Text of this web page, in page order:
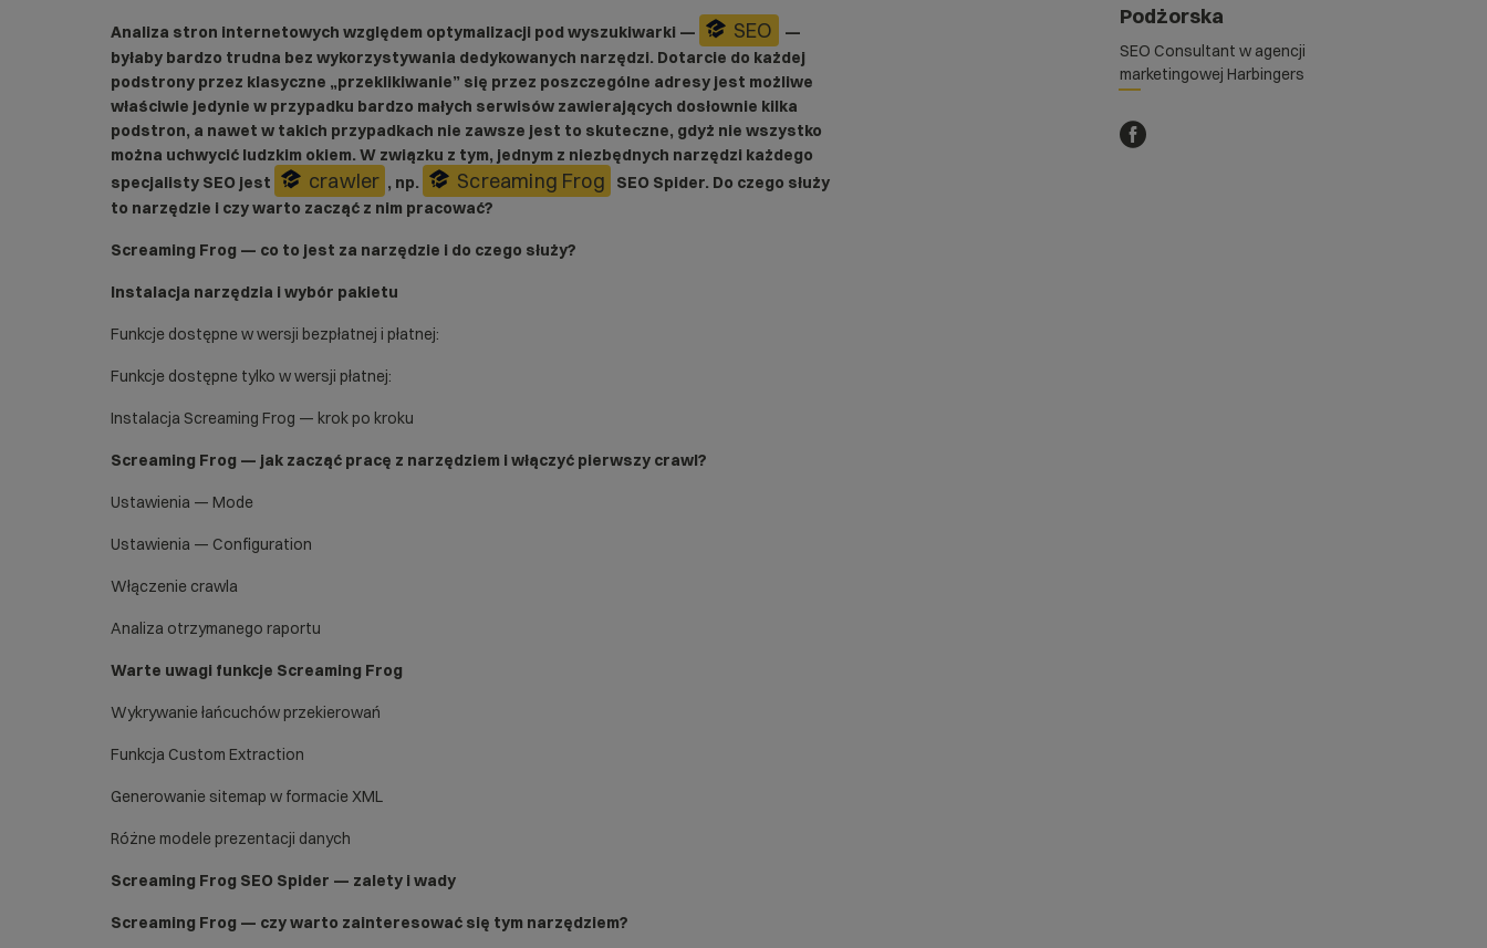
Analiza stron internetowych względem optymalizacji pod wyszukiwarki — SEO
—
byłaby bardzo trudna bez wykorzystywania dedykowanych narzędzi. Dotarcie do każdej
podstrony przez klasyczne „przeklikiwanie” się przez poszczególne adresy jest możliwe
właściwie jedynie w przypadku bardzo małych serwisów zawierających dosłownie kilka
podstron, a nawet w takich przypadkach nie zawsze jest to skuteczne, gdyż nie wszystko
można uchwycić ludzkim okiem. W związku z tym, jednym z niezbędnych narzędzi każdego
specjalisty SEO jest
crawler , np. Screaming Frog
SEO Spider. Do czego służy
to narzędzie i czy warto zacząć z nim pracować?
Screaming Frog — co to jest za narzędzie i do czego służy?
Instalacja narzędzia i wybór pakietu
Funkcje dostępne w wersji bezpłatnej i płatnej:
Funkcje dostępne tylko w wersji płatnej:
Instalacja Screaming Frog — krok po kroku
Screaming Frog — jak zacząć pracę z narzędziem i włączyć pierwszy crawl?
Ustawienia — Mode
Ustawienia — Configuration
Włączenie crawla
Analiza otrzymanego raportu
Warte uwagi funkcje Screaming Frog
Wykrywanie łańcuchów przekierowań
Funkcja Custom Extraction
Generowanie sitemap w formacie XML
Różne modele prezentacji danych
Screaming Frog SEO Spider — zalety i wady
Screaming Frog — czy warto zainteresować się tym narzędziem?
Podżorska
SEO Consultant w agencji
marketingowej Harbingers